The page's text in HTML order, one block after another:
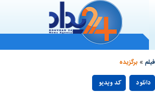
فیلم » برگزیده
کد ویدیو دانلود